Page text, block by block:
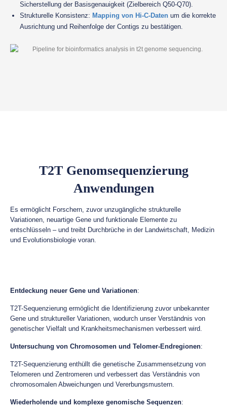
Sicherstellung der Basisgenauigkeit (Zielbereich Q50-Q70).
Strukturelle Konsistenz: Mapping von Hi-C-Daten um die korrekte
Ausrichtung und Reihenfolge der Contigs zu bestätigen.
T2T Genomsequenzierung
Anwendungen
Es ermöglicht Forschern, zuvor unzugängliche strukturelle
Variationen, neuartige Gene und funktionale Elemente zu
entschlüsseln – und treibt Durchbrüche in der Landwirtschaft, Medizin
und Evolutionsbiologie voran.
Entdeckung neuer Gene und Variationen:
T2T-Sequenzierung ermöglicht die Identifizierung zuvor unbekannter
Gene und struktureller Variationen, wodurch unser Verständnis von
genetischer Vielfalt und Krankheitsmechanismen verbessert wird.
Untersuchung von Chromosomen und Telomer-Endregionen:
T2T-Sequenzierung enthüllt die genetische Zusammensetzung von
Telomeren und Zentromeren und verbessert das Verständnis von
chromosomalen Abweichungen und Vererbungsmustern.
Wiederholende und komplexe genomische Sequenzen: